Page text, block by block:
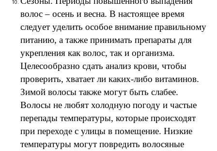
волос – осень и весна. В настоящее время
следует уделить особое внимание правильному
питанию, а также принимать препараты для
укрепления как волос, так и организма.
Целесообразно сдать анализ крови, чтобы
проверить, хватает ли каких-либо витаминов.
Зимой волосы также могут быть слабее.
Волосы не любят холодную погоду и частые
перепады температуры, которые происходят
при переходе с улицы в помещение. Низкие
температуры могут повредить волосяные